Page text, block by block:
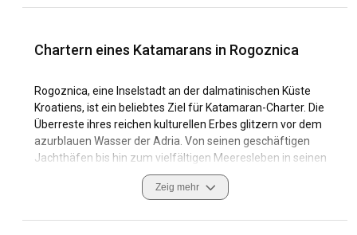
Chartern eines Katamarans in Rogoznica
Rogoznica, eine Inselstadt an der dalmatinischen Küste
Kroatiens, ist ein beliebtes Ziel für Katamaran-Charter. Die
Überreste ihres reichen kulturellen Erbes glitzern vor dem
azurblauen Wasser der Adria. Von seinen geschäftigen
Jachthäfen bis hin zum vielfältigen Meeresleben in seinen
auffallend klaren Buchten ist Rogoznica in der Tat ein
Paradies für Segelbegeisterte. Alte Steingebäude gepaart
Charmes dieser Küstenstadt aus und schaffen einen
Zeig mehr